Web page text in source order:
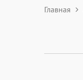
Главная